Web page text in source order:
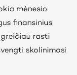
mėnesio
finansinius
rasti
skolinimosi